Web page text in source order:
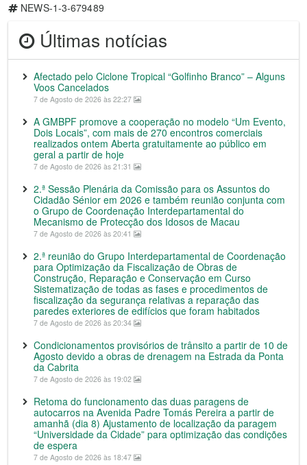
NEWS-1-3-679489
Últimas notícias
Afectado pelo Ciclone Tropical “Golfinho Branco” – Alguns
Voos Cancelados
7 de Agosto de 2026 às 22:27
A GMBPF promove a cooperação no modelo “Um Evento,
Dois Locais”, com mais de 270 encontros comerciais
realizados ontem Aberta gratuitamente ao público em
geral a partir de hoje
7 de Agosto de 2026 às 21:31
2.ª Sessão Plenária da Comissão para os Assuntos do
Cidadão Sénior em 2026 e também reunião conjunta com
o Grupo de Coordenação Interdepartamental do
Mecanismo de Protecção dos Idosos de Macau
7 de Agosto de 2026 às 20:41
2.ª reunião do Grupo Interdepartamental de Coordenação
para Optimização da Fiscalização de Obras de
Construção, Reparação e Conservação em Curso
Sistematização de todas as fases e procedimentos de
fiscalização da segurança relativas a reparação das
paredes exteriores de edifícios que foram habitados
7 de Agosto de 2026 às 20:34
Condicionamentos provisórios de trânsito a partir de 10 de
Agosto devido a obras de drenagem na Estrada da Ponta
da Cabrita
7 de Agosto de 2026 às 19:02
Retoma do funcionamento das duas paragens de
autocarros na Avenida Padre Tomás Pereira a partir de
amanhã (dia 8) Ajustamento de localização da paragem
“Universidade da Cidade” para optimização das condições
de espera
7 de Agosto de 2026 às 18:47